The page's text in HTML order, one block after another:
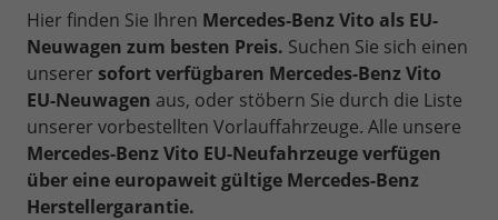
Hier finden Sie Ihren Mercedes-Benz Vito als EU-
Neuwagen zum besten Preis. Suchen Sie sich einen
unserer sofort verfügbaren Mercedes-Benz Vito
EU-Neuwagen aus, oder stöbern Sie durch die Liste
unserer vorbestellten Vorlauffahrzeuge. Alle unsere
Mercedes-Benz Vito EU-Neufahrzeuge verfügen
über eine europaweit gültige Mercedes-Benz
Herstellergarantie.